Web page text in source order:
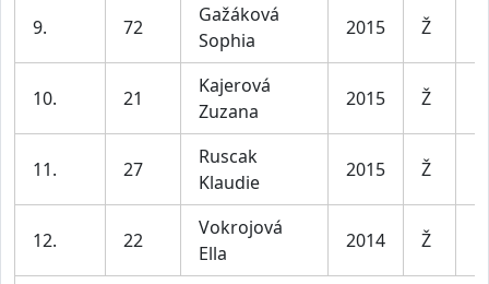
9. 72
Gažáková
Sophia
2015 Ž
10. 21
Kajerová
Zuzana
2015 Ž
11. 27
Ruscak
Klaudie
2015 Ž
12. 22
Vokrojová
Ella
2014 Ž